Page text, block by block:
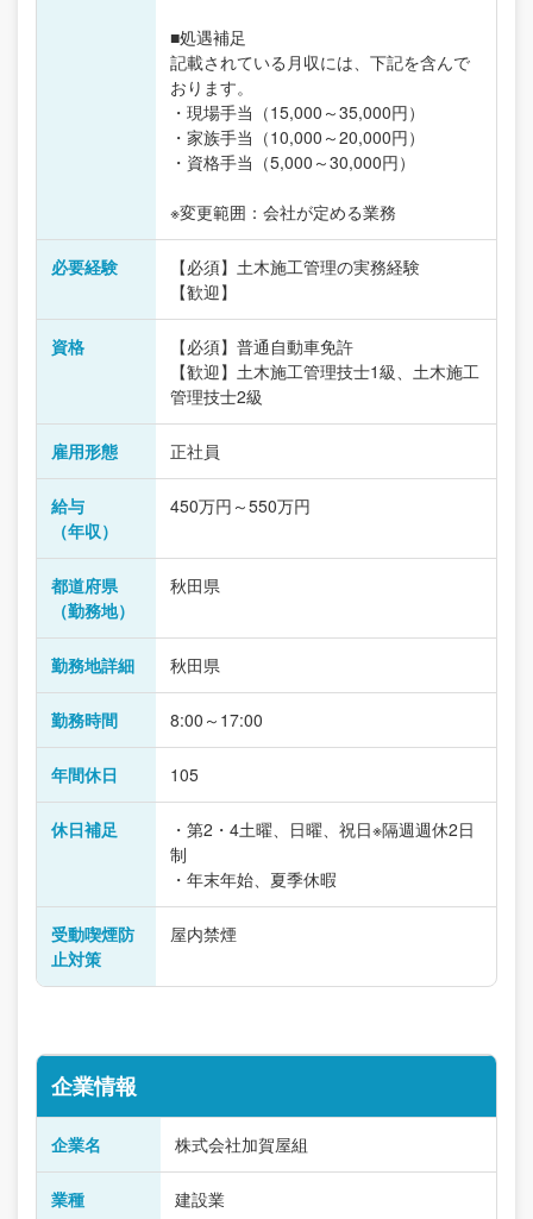
■処遇補足
記載されている月収には、下記を含んで
おります。
・現場手当（15,000～35,000円）
・家族手当（10,000～20,000円）
・資格手当（5,000～30,000円）
※変更範囲：会社が定める業務
必要経験
【必須】土木施工管理の実務経験
【歓迎】
資格
【必須】普通自動車免許
【歓迎】土木施工管理技士1級、土木施工
管理技士2級
雇用形態 正社員
給与
（年収）
450万円～550万円
都道府県
（勤務地）
秋田県
勤務地詳細 秋田県
勤務時間 8:00～17:00
年間休日 105
休日補足
・第2・4土曜、日曜、祝日※隔週週休2日
制
・年末年始、夏季休暇
受動喫煙防
止対策
屋内禁煙
企業情報
企業名 株式会社加賀屋組
業種 建設業